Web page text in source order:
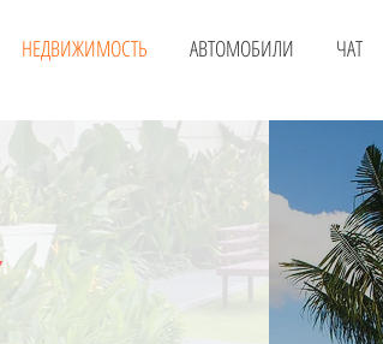
НЕДВИЖИМОСТЬ АВТОМОБИЛИ ЧАТ